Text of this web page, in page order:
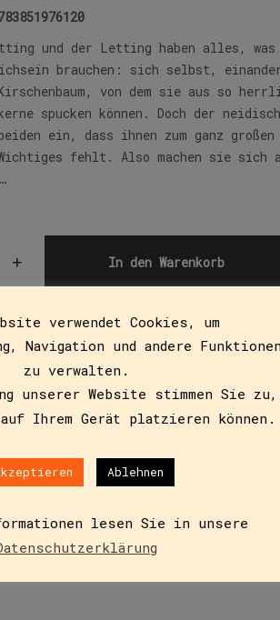
und der Letting haben alles, was
brauchen: sich selbst,
von dem sie aus so
spucken können. Doch der
ein, dass ihnen zum ganz großen
fehlt. Also machen sie sich
+ In den Warenkorb
Informationen
verwendet Cookies, um
Navigation und andere Funktionen
zu verwalten.
unserer Website stimmen Sie zu,
Ihrem Gerät platzieren können.
Ablehnen
lesen Sie in unsere